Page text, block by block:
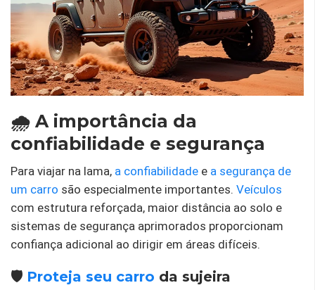
🌧️ A importância da
confiabilidade e segurança
Para viajar na lama, a confiabilidade e a segurança de
um carro são especialmente importantes. Veículos
com estrutura reforçada, maior distância ao solo e
sistemas de segurança aprimorados proporcionam
confiança adicional ao dirigir em áreas difíceis.
🛡️ Proteja seu carro da sujeira